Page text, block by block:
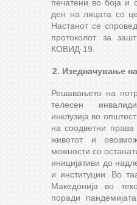
печатени во боја и
ден на лицата со
Настанот се
протоколот за
КОВИД-19.
2. Изедначување
Решавањето на
телесен
инклузија во
на соодветни
животот и
можности со
иницијативи до
и институции. Во
Македонија во
поради